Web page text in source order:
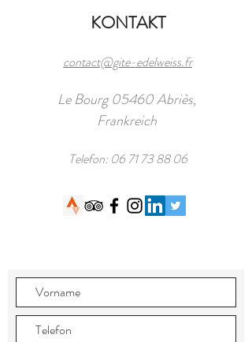
KONTAKT
contact@gite-edelweiss.fr
Le Bourg 05460 Abriès,
Frankreich
Telefon: 06 71 73 88 06